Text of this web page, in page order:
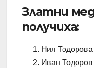
Златни
получиха:
Ния Тодорова
Иван Тодоров